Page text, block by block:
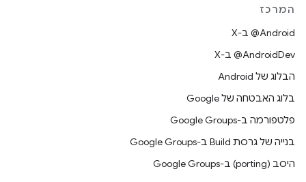
המרכז
‫‎@Android ב-X
‫‎@AndroidDev ב-X
הבלוג של Android
בלוג האבטחה של Google
פלטפורמה ב-Google Groups
בנייה של גרסת Build ב-Google Groups
היסב (porting) ב-Google Groups